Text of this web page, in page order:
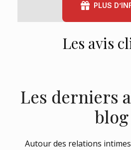
PLUS
Les avis
Les derniers
blog
Autour des relations